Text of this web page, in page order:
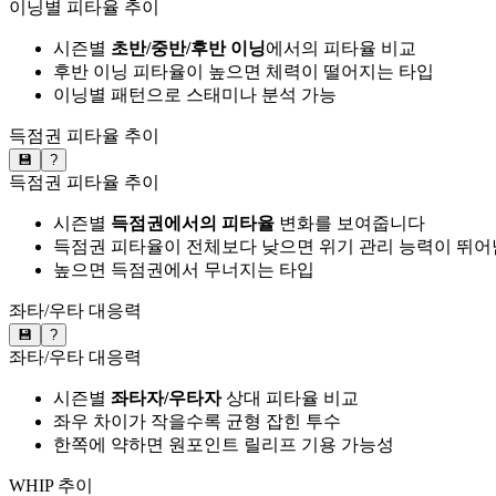
이닝별 피타율 추이
시즌별 초반/중반/후반 이닝에서의 피타율 비교
후반 이닝 피타율이 높으면 체력이 떨어지는 타입
이닝별 패턴으로 스태미나 분석 가능
득점권 피타율 추이
💾 ?
득점권 피타율 추이
시즌별 득점권에서의 피타율 변화를 보여줍니다
득점권 피타율이 전체보다 낮으면 위기 관리 능력이 뛰어
높으면 득점권에서 무너지는 타입
좌타/우타 대응력
💾 ?
좌타/우타 대응력
시즌별 좌타자/우타자상대 피타율 비교
좌우 차이가 작을수록 균형 잡힌 투수
한쪽에 약하면 원포인트 릴리프 기용 가능성
WHIP 추이